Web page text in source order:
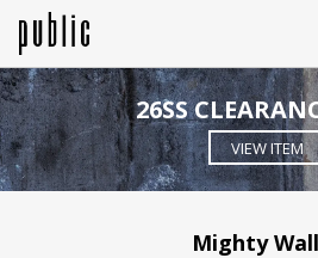
26SS
VIEW ITEM
Mighty